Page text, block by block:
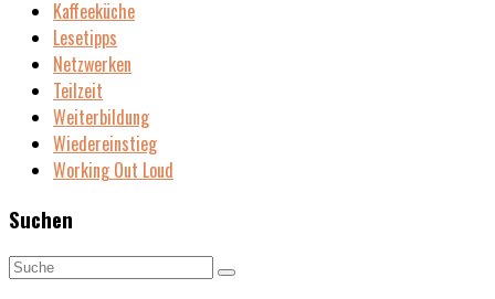
Kaffeeküche
Lesetipps
Netzwerken
Teilzeit
Weiterbildung
Wiedereinstieg
Working Out Loud
Suchen